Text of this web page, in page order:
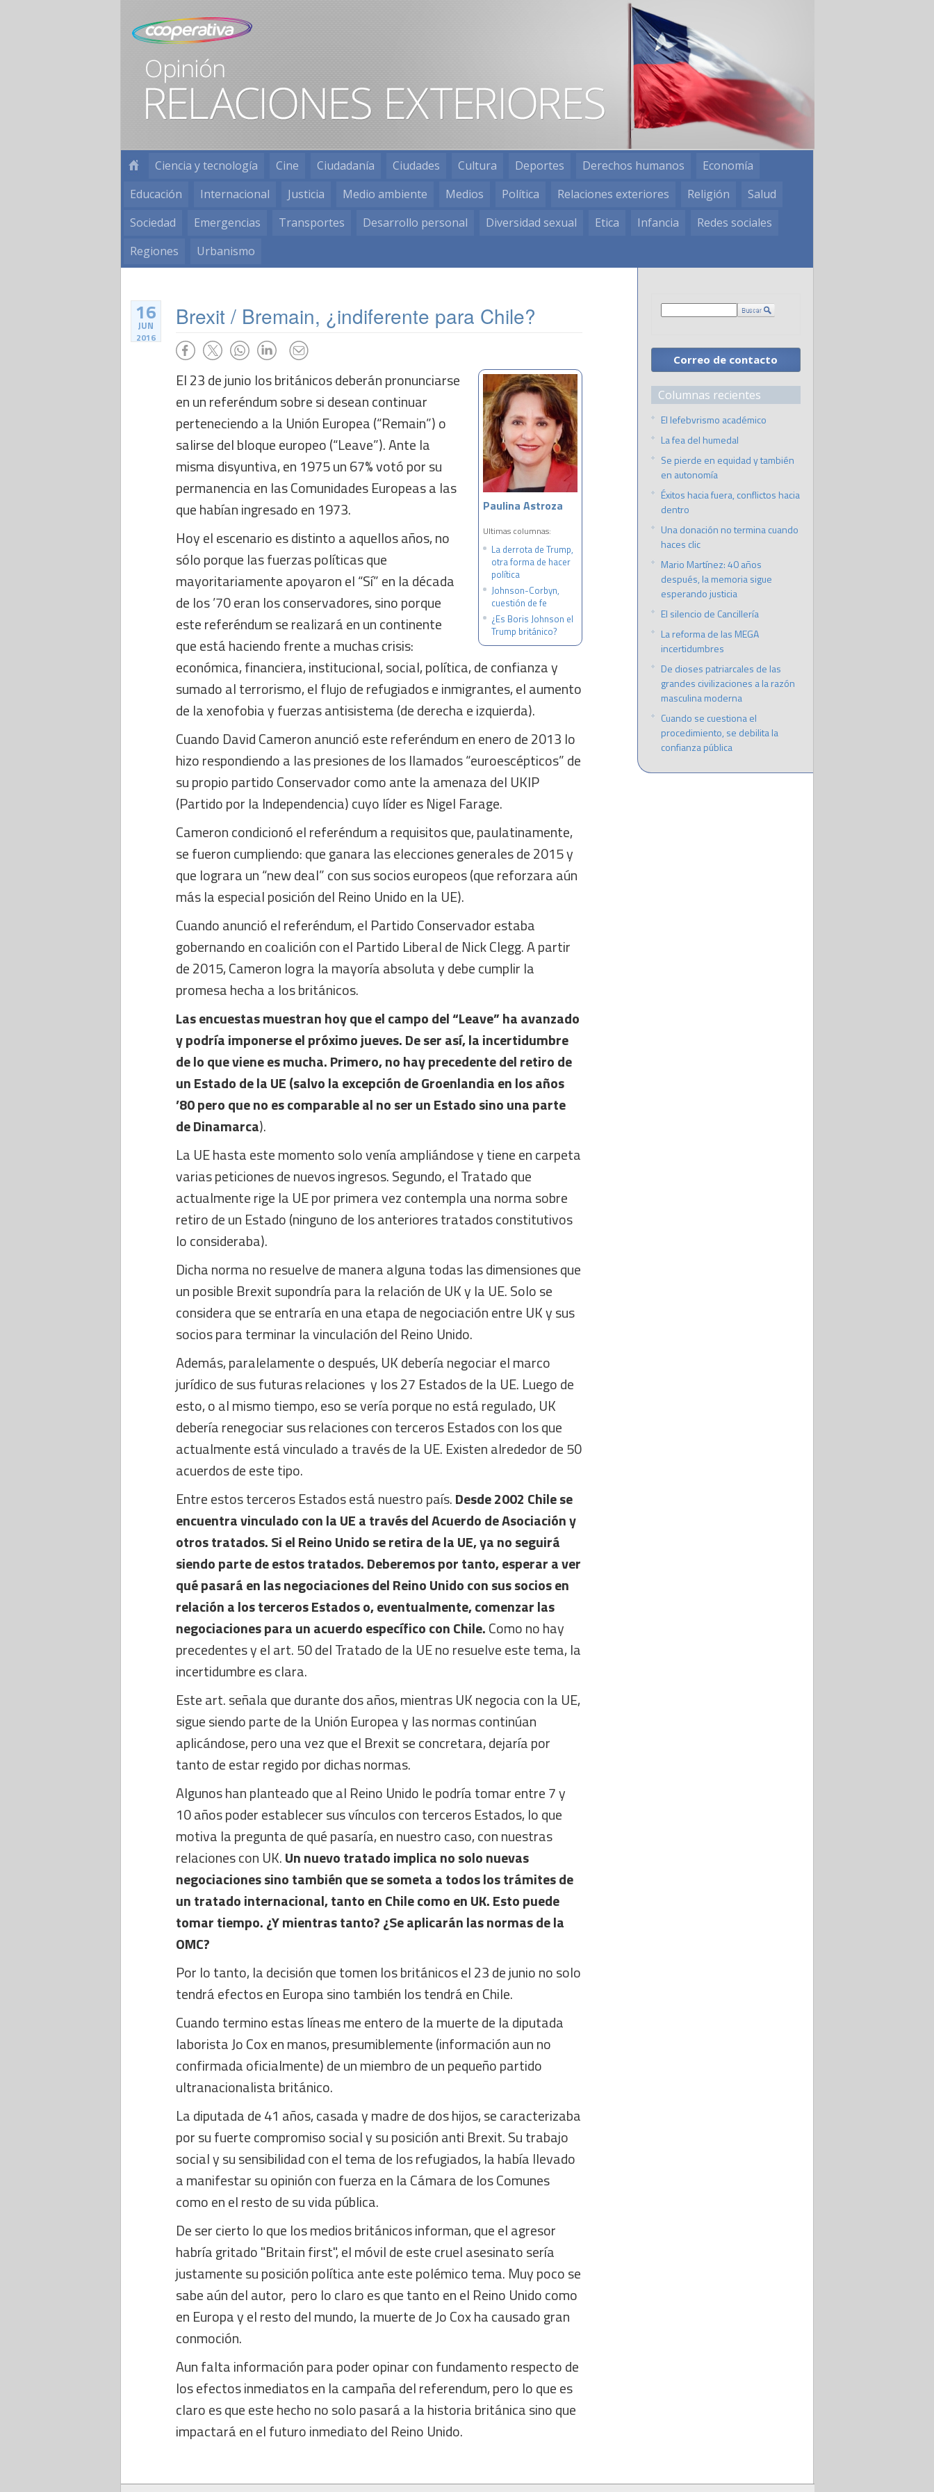
Ciencia y tecnología Cine Ciudadanía Ciudades Cultura Deportes Derechos humanos
Economía
Educación
Internacional Justicia Medio ambiente Medios Política Relaciones exteriores Religión
Salud
Sociedad
Emergencias Transportes Desarrollo personal Diversidad sexual Etica Infancia
Redes sociales
Regiones
Urbanismo
16
JUN
2016
Brexit / Bremain, ¿indiferente para Chile?
Paulina Astroza
Ultimas columnas:
La derrota de Trump,
otra forma de hacer
política
Johnson-Corbyn,
cuestión de fe
¿Es Boris Johnson el
Trump británico?
El 23 de junio los británicos deberán pronunciarse
en un referéndum sobre si desean continuar
perteneciendo a la Unión Europea (“Remain”) o
salirse del bloque europeo (“Leave”). Ante la
misma disyuntiva, en 1975 un 67% votó por su
permanencia en las Comunidades Europeas a las
que habían ingresado en 1973.
Hoy el escenario es distinto a aquellos años, no
sólo porque las fuerzas políticas que
mayoritariamente apoyaron el “Sí” en la década
de los ’70 eran los conservadores, sino porque
este referéndum se realizará en un continente
que está haciendo frente a muchas crisis:
económica, financiera, institucional, social, política, de confianza y
sumado al terrorismo, el flujo de refugiados e inmigrantes, el aumento
de la xenofobia y fuerzas antisistema (de derecha e izquierda).
Cuando David Cameron anunció este referéndum en enero de 2013 lo
hizo respondiendo a las presiones de los llamados “euroescépticos” de
su propio partido Conservador como ante la amenaza del UKIP
(Partido por la Independencia) cuyo líder es Nigel Farage.
Cameron condicionó el referéndum a requisitos que, paulatinamente,
se fueron cumpliendo: que ganara las elecciones generales de 2015 y
que lograra un “new deal” con sus socios europeos (que reforzara aún
más la especial posición del Reino Unido en la UE).
Cuando anunció el referéndum, el Partido Conservador estaba
gobernando en coalición con el Partido Liberal de Nick Clegg. A partir
de 2015, Cameron logra la mayoría absoluta y debe cumplir la
promesa hecha a los británicos.
Las encuestas muestran hoy que el campo del “Leave” ha avanzado
y podría imponerse el próximo jueves. De ser así, la incertidumbre
de lo que viene es mucha. Primero, no hay precedente del retiro de
un Estado de la UE (salvo la excepción de Groenlandia en los años
’80 pero que no es comparable al no ser un Estado sino una parte
de Dinamarca).
La UE hasta este momento solo venía ampliándose y tiene en carpeta
varias peticiones de nuevos ingresos. Segundo, el Tratado que
actualmente rige la UE por primera vez contempla una norma sobre
retiro de un Estado (ninguno de los anteriores tratados constitutivos
lo consideraba).
Dicha norma no resuelve de manera alguna todas las dimensiones que
un posible Brexit supondría para la relación de UK y la UE. Solo se
considera que se entraría en una etapa de negociación entre UK y sus
socios para terminar la vinculación del Reino Unido.
Además, paralelamente o después, UK debería negociar el marco
jurídico de sus futuras relaciones y los 27 Estados de la UE. Luego de
esto, o al mismo tiempo, eso se vería porque no está regulado, UK
debería renegociar sus relaciones con terceros Estados con los que
actualmente está vinculado a través de la UE. Existen alrededor de 50
acuerdos de este tipo.
Entre estos terceros Estados está nuestro país.Desde 2002 Chile se
encuentra vinculado con la UE a través del Acuerdo de Asociación y
otros tratados. Si el Reino Unido se retira de la UE, ya no seguirá
siendo parte de estos tratados. Deberemos por tanto, esperar a ver
qué pasará en las negociaciones del Reino Unido con sus socios en
relación a los terceros Estados o, eventualmente, comenzar las
negociaciones para un acuerdo específico con Chile.Como no hay
precedentes y el art. 50 del Tratado de la UE no resuelve este tema, la
incertidumbre es clara.
Este art. señala que durante dos años, mientras UK negocia con la UE,
sigue siendo parte de la Unión Europea y las normas continúan
aplicándose, pero una vez que el Brexit se concretara, dejaría por
tanto de estar regido por dichas normas.
Algunos han planteado que al Reino Unido le podría tomar entre 7 y
10 años poder establecer sus vínculos con terceros Estados, lo que
motiva la pregunta de qué pasaría, en nuestro caso, con nuestras
relaciones con UK.Un nuevo tratado implica no solo nuevas
negociaciones sino también que se someta a todos los trámites de
un tratado internacional, tanto en Chile como en UK. Esto puede
tomar tiempo. ¿Y mientras tanto? ¿Se aplicarán las normas de la
OMC?
Por lo tanto, la decisión que tomen los británicos el 23 de junio no solo
tendrá efectos en Europa sino también los tendrá en Chile.
Cuando termino estas líneas me entero de la muerte de la diputada
laborista Jo Cox en manos, presumiblemente (información aun no
confirmada oficialmente) de un miembro de un pequeño partido
ultranacionalista británico.
La diputada de 41 años, casada y madre de dos hijos, se caracterizaba
por su fuerte compromiso social y su posición anti Brexit. Su trabajo
social y su sensibilidad con el tema de los refugiados, la había llevado
a manifestar su opinión con fuerza en la Cámara de los Comunes
como en el resto de su vida pública.
De ser cierto lo que los medios británicos informan, que el agresor
habría gritado "Britain first", el móvil de este cruel asesinato sería
justamente su posición política ante este polémico tema. Muy poco se
sabe aún del autor, pero lo claro es que tanto en el Reino Unido como
en Europa y el resto del mundo, la muerte de Jo Cox ha causado gran
conmoción.
Aun falta información para poder opinar con fundamento respecto de
los efectos inmediatos en la campaña del referendum, pero lo que es
claro es que este hecho no solo pasará a la historia británica sino que
impactará en el futuro inmediato del Reino Unido.
Correo de contacto
Columnas recientes
El lefebvrismo académico
La fea del humedal
Se pierde en equidad y también
en autonomía
Éxitos hacia fuera, conflictos hacia
dentro
Una donación no termina cuando
haces clic
Mario Martínez: 40 años
después, la memoria sigue
esperando justicia
El silencio de Cancillería
La reforma de las MEGA
incertidumbres
De dioses patriarcales de las
grandes civilizaciones a la razón
masculina moderna
Cuando se cuestiona el
procedimiento, se debilita la
confianza pública